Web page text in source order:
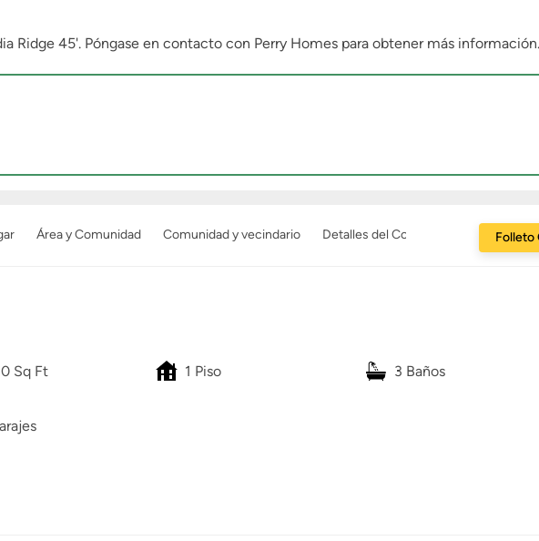
Ridge 45'. Póngase en contacto con Perry Homes para obtener más información.
Área y Comunidad Comunidad y vecindario Detalles del Constructor Folleto
Sq Ft 1 Piso 3 Baños